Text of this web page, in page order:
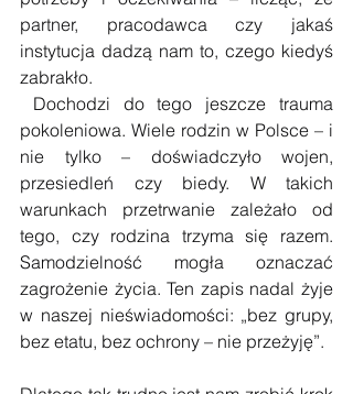
partner, pracodawca czy jakaś
instytucja dadzą nam to, czego kiedyś
zabrakło.
Dochodzi do tego jeszcze trauma
pokoleniowa. Wiele rodzin w Polsce – i
nie tylko – doświadczyło wojen,
przesiedleń czy biedy. W takich
warunkach przetrwanie zależało od
tego, czy rodzina trzyma się razem.
Samodzielność mogła oznaczać
zagrożenie życia. Ten zapis nadal żyje
w naszej nieświadomości: „bez grupy,
bez etatu, bez ochrony – nie przeżyję”.